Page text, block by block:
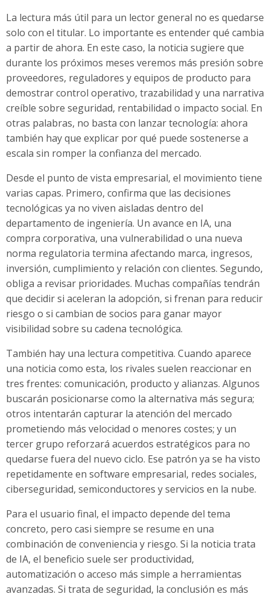
La lectura más útil para un lector general no es quedarse
solo con el titular. Lo importante es entender qué cambia
a partir de ahora. En este caso, la noticia sugiere que
durante los próximos meses veremos más presión sobre
proveedores, reguladores y equipos de producto para
demostrar control operativo, trazabilidad y una narrativa
creíble sobre seguridad, rentabilidad o impacto social. En
otras palabras, no basta con lanzar tecnología: ahora
también hay que explicar por qué puede sostenerse a
escala sin romper la confianza del mercado.
Desde el punto de vista empresarial, el movimiento tiene
varias capas. Primero, confirma que las decisiones
tecnológicas ya no viven aisladas dentro del
departamento de ingeniería. Un avance en IA, una
compra corporativa, una vulnerabilidad o una nueva
norma regulatoria termina afectando marca, ingresos,
inversión, cumplimiento y relación con clientes. Segundo,
obliga a revisar prioridades. Muchas compañías tendrán
que decidir si aceleran la adopción, si frenan para reducir
riesgo o si cambian de socios para ganar mayor
visibilidad sobre su cadena tecnológica.
También hay una lectura competitiva. Cuando aparece
una noticia como esta, los rivales suelen reaccionar en
tres frentes: comunicación, producto y alianzas. Algunos
buscarán posicionarse como la alternativa más segura;
otros intentarán capturar la atención del mercado
prometiendo más velocidad o menores costes; y un
tercer grupo reforzará acuerdos estratégicos para no
quedarse fuera del nuevo ciclo. Ese patrón ya se ha visto
repetidamente en software empresarial, redes sociales,
ciberseguridad, semiconductores y servicios en la nube.
Para el usuario final, el impacto depende del tema
concreto, pero casi siempre se resume en una
combinación de conveniencia y riesgo. Si la noticia trata
de IA, el beneficio suele ser productividad,
automatización o acceso más simple a herramientas
avanzadas. Si trata de seguridad, la conclusión es más